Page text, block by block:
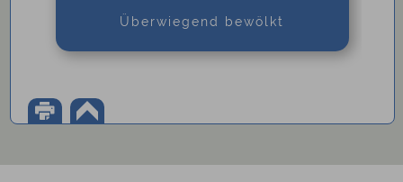
Überwiegend bewölkt